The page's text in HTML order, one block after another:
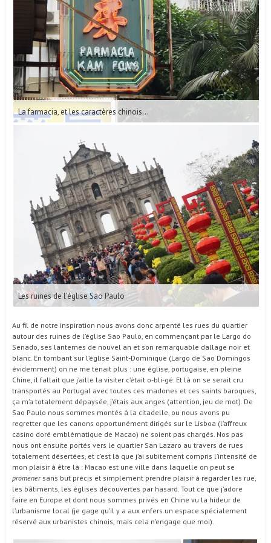
La farmacia, et les caractères chinois…
Les ruines de l’église Sao Paulo
Au fil de notre inspiration nous avons donc arpenté les rues du quartier
autour des ruines de l’église Sao Paulo, en commençant par le Largo do
Senado, ses lanternes de nouvel an et son remarquable dallage noir et
blanc. En tombant sur l’église Saint-Dominique (Largo de Sao Domingos
évidemment) on ne me tenait plus : une église, portugaise, en pleine
Chine, il fallait que j’aille la visiter c’était o-bli-gé. Et là on se serait cru
transportés au Portugal avec toutes ces madones et ces saints baroques,
ça m’a totalement dépaysée, j’étais aux anges (attention, jeu de mot). De
Sao Paulo nous sommes montés à la citadelle, ou nous avons pu
regretter que les canons opportunément dirigés sur le Lisboa (l’affreux
casino doré emblématique de Macao) ne soient pas chargés. Nos pas
nous ont ensuite portés vers le quartier San Lazaro au travers de rues
totalement désertées, et c’est là que j’ai subitement compris l’intensité de
mon plaisir à être là : Macao est une ville dans laquelle on peut se
promenersans but précis et simplement prendre plaisir à regarder les rue,
les bâtiments, les églises découvertes par hasard. Tout ce que j’adore
faire en Europe et dont nous sommes privés en Chine vu la hideur de
l’urbanisme local (je gage qu’il y a aux enfers un espace spécialement
réservé aux urbanistes chinois, mais cela n’engage que moi).